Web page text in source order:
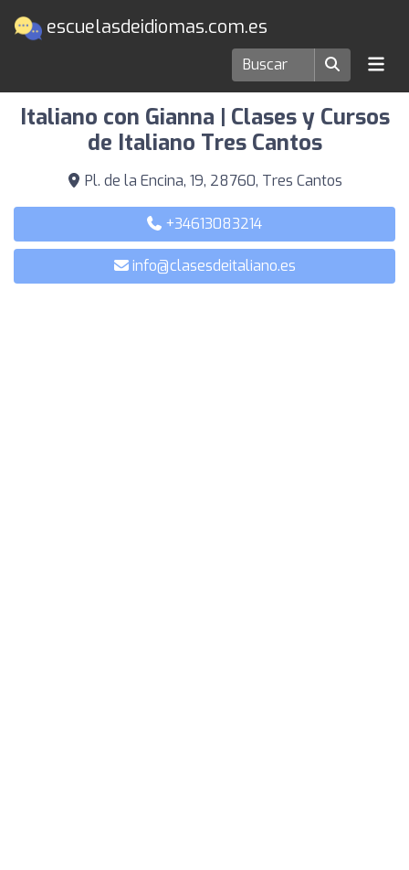
escuelasdeidiomas.com.es
Escuelas de idiomas en Tres Cantos
Italiano con Gianna | Clases y Cursos
de Italiano Tres Cantos
Pl. de la Encina, 19, 28760, Tres Cantos
+34613083214
info@clasesdeitaliano.es